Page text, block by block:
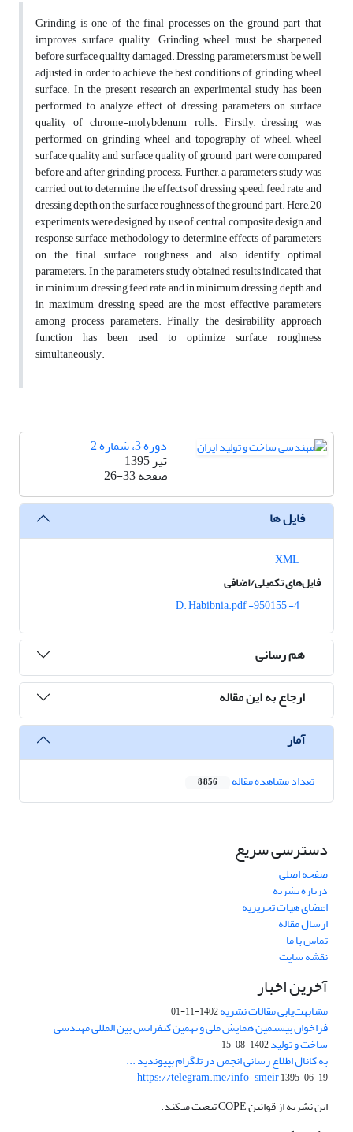
Grinding is one of the final processes on the ground part that
improves surface quality. Grinding wheel must be sharpened
before surface quality damaged. Dressing parameters must be well
adjusted in order to achieve the best conditions of grinding wheel
surface. In the present research an experimental study has been
performed to analyze effect of dressing parameters on surface
quality of chrome-molybdenum rolls. Firstly, dressing was
performed on grinding wheel and topography of wheel, wheel
surface quality and surface quality of ground part were compared
before and after grinding process. Further, a parameters study was
carried out to determine the effects of dressing speed, feed rate and
dressing depth on the surface roughness of the ground part. Here, 20
experiments were designed by use of central composite design and
response surface methodology to determine effects of parameters
on the final surface roughness and also identify optimal
parameters. In the parameters study obtained results indicated that
in minimum dressing feed rate and in minimum dressing depth and
in maximum dressing speed are the most effective parameters
among process parameters. Finally, the desirability approach
function has been used to optimize surface roughness
simultaneously.
دوره 3، شماره 2
تیر 1395
صفحه26-33
فایل ها
فایل‌های تکمیلی/اضافی
4- 950155- D. Habibnia.pdf
هم رسانی
ارجاع به این مقاله
آمار
تعداد مشاهده مقاله 8,856
دسترسی سریع
صفحه اصلی
درباره نشریه
اعضای هیات تحریریه
ارسال مقاله
تماس با ما
نقشه سایت
آخرین اخبار
مشابهت‌یابی مقالات نشریه1402-11-01
فراخوان بیستمین همایش ملی و نهمین کنفرانس بین المللی مهندسی
ساخت و تولید1402-08-15
به کانال اطلاع رسانی انجمن در تلگرام بپیوندید ...
https://telegram.me/info_smeir1395-06-19
این نشریه از قوانین COPE تبعیت میکند.